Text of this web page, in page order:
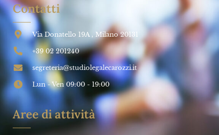
Contatti
Via Donatello 19A , Milano 20131
+39 02 201240
segreteria@studiolegalecarozzi.it
Lun - Ven 09:00 - 19:00
Aree di attività